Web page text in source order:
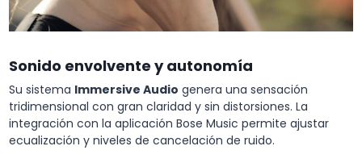
Sonido envolvente y autonomía
Su sistema Immersive Audio genera una sensación
tridimensional con gran claridad y sin distorsiones. La
integración con la aplicación Bose Music permite ajustar
ecualización y niveles de cancelación de ruido.